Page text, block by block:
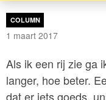
COLUMN
1 maart 2017
Als ik een rij zie ga
langer, hoe beter.
dat er iets goeds,